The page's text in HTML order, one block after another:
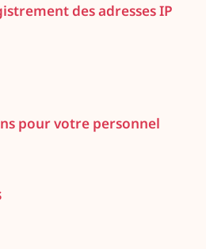
des adresses IP
pour votre personnel